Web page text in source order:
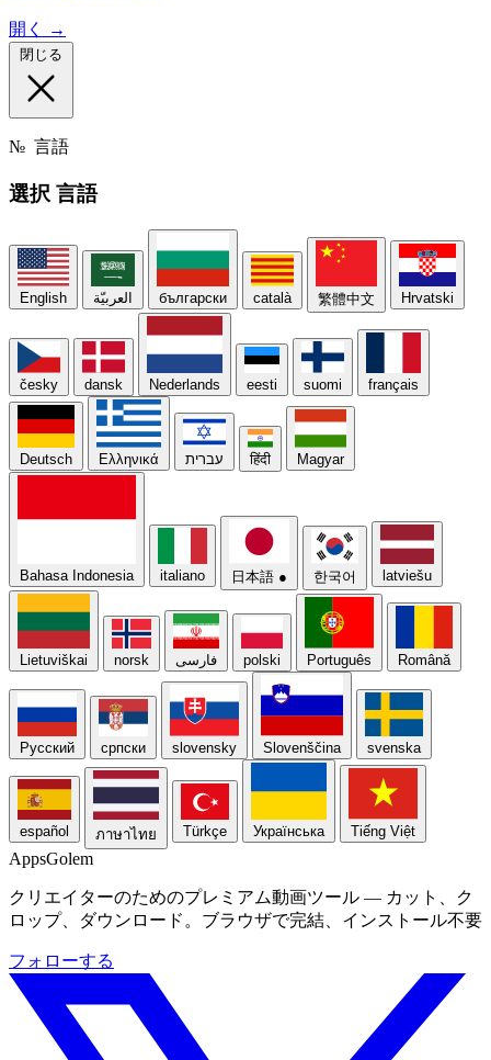
開く →
閉じる
№ 言語
選択 言語
English العربيّة български català 繁體中文 Hrvatski
česky dansk Nederlands eesti suomi français
Deutsch Ελληνικά עברית हिंदी Magyar
Bahasa Indonesia italiano 日本語 ● 한국어 latviešu
Lietuviškai norsk فارسی polski Português Română
Русский српски slovensky Slovenščina svenska
español ภาษาไทย Türkçe Українська Tiếng Việt
AppsGolem
クリエイターのためのプレミアム動画ツール — カット、ク
ロップ、ダウンロード。ブラウザで完結、インストール不要
フォローする